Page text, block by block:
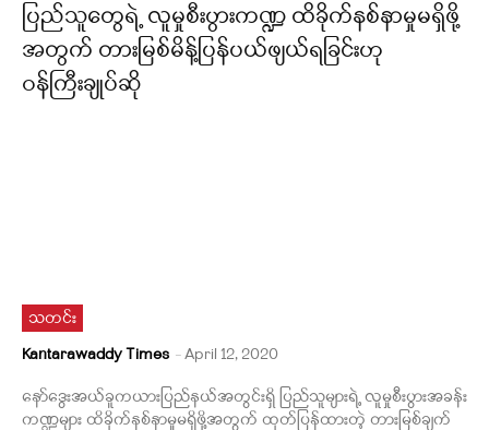
ပြည်သူတွေရဲ့ လူမှုစီးပွားကဏ္ဍ ထိခိုက်နစ်နာမှုမရှိဖို့
အတွက် တားမြစ်မိန့်ပြန်ပယ်ဖျယ်ရခြင်းဟု
ဝန်ကြီးချုပ်ဆို
သတင်း
Kantarawaddy Times -April 12, 2020
နော်ဒွေးအယ်ခူကယားပြည်နယ်အတွင်းရှိ ပြည်သူများရဲ့ လူမှုစီးပွားအခန်း
ကဏ္ဍများ ထိခိုက်နစ်နာမှုမရှိဖို့အတွက် ထုတ်ပြန်ထားတဲ့ တားမြစ်ချက်